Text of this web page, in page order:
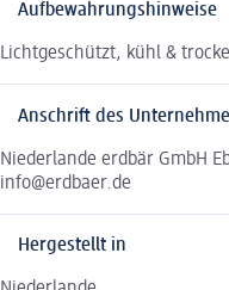
Aufbewahrungshinweise
Lichtgeschützt, kühl &
Anschrift des
Niederlande erdbär GmbH
info@erdbaer.de
Hergestellt in